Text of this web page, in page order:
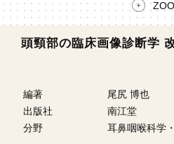
頭頸部の臨床画像診断学
編著
尾尻 博也
出版社
南江堂
分野
耳鼻咽喉科学